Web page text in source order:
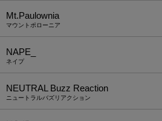
Mt.Paulownia
マウントポローニア
NAPE_
ネイプ
NEUTRAL Buzz Reaction
ニュートラルバズリアクション